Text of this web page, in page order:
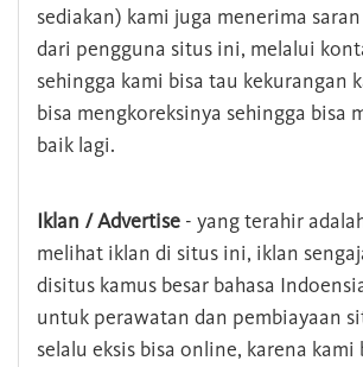
sediakan) kami juga menerima
dari pengguna situs ini, melalui
sehingga kami bisa tau kekurangan
bisa mengkoreksinya sehingga bisa
baik lagi.
Iklan / Advertise - yang terahir
melihat iklan di situs ini, iklan
disitus kamus besar bahasa
untuk perawatan dan pembiayaan
selalu eksis bisa online, karena kami